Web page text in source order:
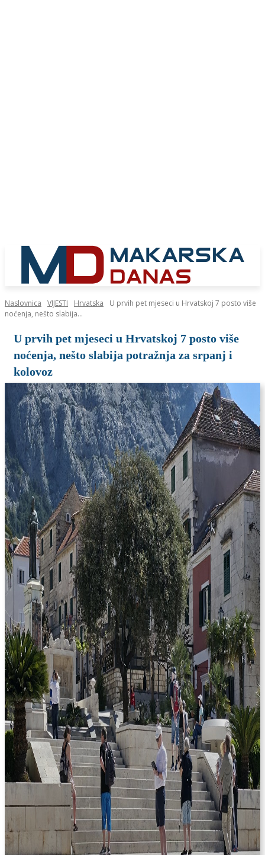
Naslovnica VIJESTI Hrvatska
U prvih pet mjeseci u Hrvatskoj 7 posto više
noćenja, nešto slabija...
U prvih pet mjeseci u Hrvatskoj 7 posto više
noćenja, nešto slabija potražnja za srpanj i
kolovoz